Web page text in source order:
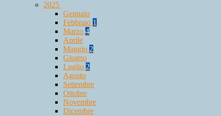
2025
Gennaio
Febbraio 1
Marzo 4
Aprile
Maggio 2
Giugno
Luglio 2
Agosto
Settembre
Ottobre
Novembre
Dicembre